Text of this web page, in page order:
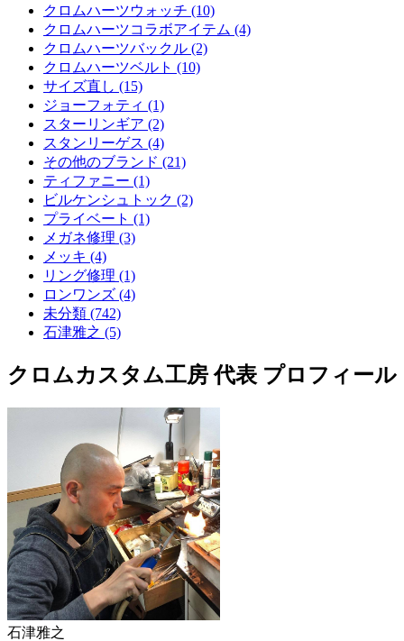
クロムハーツウォッチ (10)
クロムハーツコラボアイテム (4)
クロムハーツバックル (2)
クロムハーツベルト (10)
サイズ直し (15)
ジョーフォティ (1)
スターリンギア (2)
スタンリーゲス (4)
その他のブランド (21)
ティファニー (1)
ビルケンシュトック (2)
プライベート (1)
メガネ修理 (3)
メッキ (4)
リング修理 (1)
ロンワンズ (4)
未分類 (742)
石津雅之 (5)
クロムカスタム工房 代表 プロフィール
石津雅之